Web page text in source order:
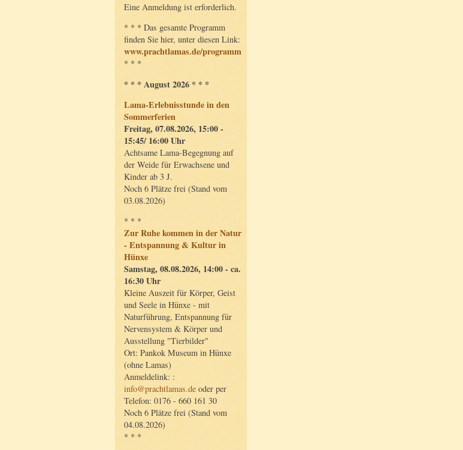
Eine Anmeldung ist erforderlich.
* * * Das gesamte Programm
finden Sie hier, unter diesen Link:
www.prachtlamas.de/programm
* * *
* * * August 2026 * * *
Lama-Erlebnisstunde in den
Sommerferien
Freitag, 07.08.2026, 15:00 -
15:45/ 16:00 Uhr
Achtsame Lama-Begegnung auf
der Weide für Erwachsene und
Kinder ab 3 J.
Noch 6 Plätze frei (Stand vom
03.08.2026)
* * *
Zur Ruhe kommen in der Natur
- Entspannung & Kultur in
Hünxe
Samstag, 08.08.2026, 14:00 - ca.
16:30 Uhr
Kleine Auszeit für Körper, Geist
und Seele in Hünxe - mit
Naturführung, Entspannung für
Nervensystem & Körper und
Ausstellung "Tierbilder"
Ort: Pankok Museum in Hünxe
(ohne Lamas)
Anmeldelink: :
info@prachtlamas.de oder per
Telefon: 0176 - 660 161 30
Noch 6 Plätze frei (Stand vom
04.08.2026)
* * *